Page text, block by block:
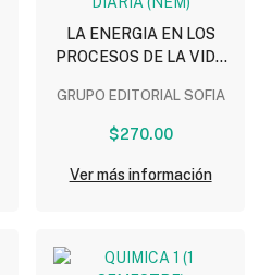
LA ENERGIA EN LOS
PROCESOS DE LA VIDA
GRUPO EDITORIAL SOFIA
$270.00
Ver más información